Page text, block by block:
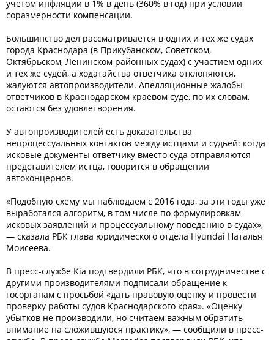
учетом инфляции в 1% в день (360% в год) при условии
соразмерности компенсации.
Большинство дел рассматривается в одних и тех же судах
города Краснодара (в Прикубанском, Советском,
Октябрьском, Ленинском районных судах) с участием одних
и тех же судей, а ходатайства ответчика отклоняются,
жалуются автопроизводители. Апелляционные жалобы
ответчиков в Краснодарском краевом суде, по их словам,
остаются без удовлетворения.
У автопроизводителей есть доказательства
непроцессуальных контактов между истцами и судьей: когда
исковые документы ответчику вместо суда отправляются
представителем истца, говорится в обращении
автоконцернов.
«Подобную схему мы наблюдаем с 2016 года, за эти годы уже
выработался алгоритм, в том числе по формулировкам
исковых заявлений и процессуальному поведению в судах»,
— сказала РБК глава юридического отдела Hyundai Наталья
Моисеева.
В пресс-службе Kia подтвердили РБК, что в сотрудничестве с
другими производителями подписали обращение к
госорганам с просьбой «дать правовую оценку и провести
проверку работы судов Краснодарского края». «Оценку
убытков не производили, но считаем важным обратить
внимание на сложившуюся практику», — сообщили в пресс-